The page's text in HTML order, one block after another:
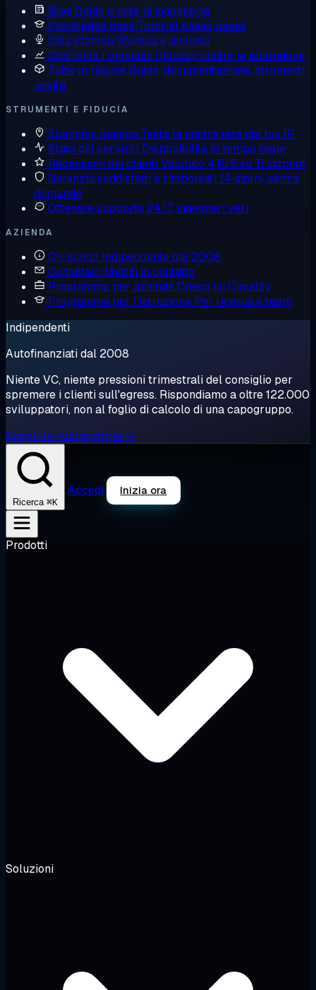
Blog Guide e note di ingegneria
Knowledge base Tutorial passo passo
Sala stampaStampa e annunci
Confronta i provider Cloudzy contro le alternative
Tutte le risorseGuide, documentazione, strumenti,
novità
STRUMENTI E FIDUCIA
Specchio magico Testa la nostra rete dal tuo IP
Stato del servizio Disponibilità in tempo reale
Recensioni dei clienti Valutato 4,6/5 su Trustpilot
Garanzia soddisfatti o rimborsati 14 giorni, senza
domande
Ottenere supporto 24/7, ingegneri veri
AZIENDA
Chi siamo Indipendente dal 2008
Contattaci Mettiti in contatto
Programma per aziendeCresci su Cloudzy
Programma per l'istruzione Per ricerca e team
Indipendenti
Autofinanziati dal 2008
Niente VC, niente pressioni trimestrali del consiglio per
spremere i clienti sull'egress. Rispondiamo a oltre 122.000
sviluppatori, non al foglio di calcolo di una capogruppo.
Scopri la nostra storia →
Ricerca ⌘K
Accedi Inizia ora
Prodotti
Soluzioni